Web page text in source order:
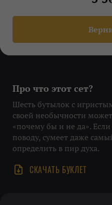
Про что этот сет?
Шесть бутылок с
своей необычности
«почему бы и не да».
поводу, сумеет даже
определить в пир духа.
СКАЧАТЬ БУКЛЕТ